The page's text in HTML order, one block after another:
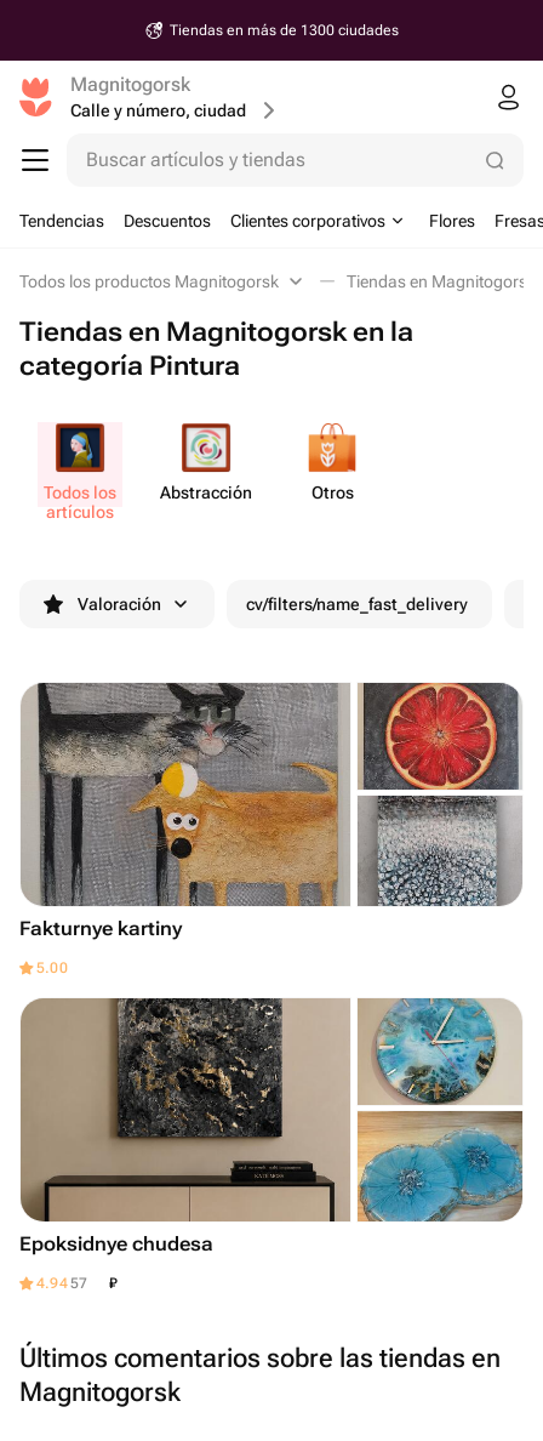
Tiendas en más de 1300 ciudades
Magnitogorsk
Calle y número, ciudad
Buscar artículos y tiendas
Tendencias Descuentos Clientes corporativos Flores
Todos los productos Magnitogorsk Tiendas en Magnitogorsk
Tiendas en Magnitogorsk en la
categoría Pintura
Todos los
artículos
Abstr​acción Otros
Valoración cv/filters/name_fast_delivery
Fakturnye kartiny
5.00
Epoksidnye chudesa
4.9457 ₽
Últimos comentarios sobre las tiendas en
Magnitogorsk